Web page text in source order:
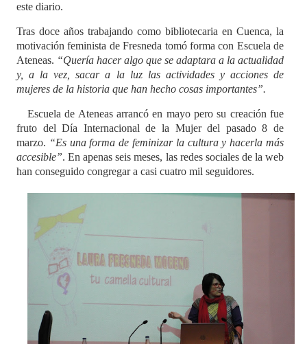
este diario.
Tras doce años trabajando como bibliotecaria en Cuenca, la
motivación feminista de Fresneda tomó forma con Escuela de
Ateneas. “Quería hacer algo que se adaptara a la actualidad
y, a la vez, sacar a la luz las actividades y acciones de
mujeres de la historia que han hecho cosas importantes”.
Escuela de Ateneas arrancó en mayo pero su creación fue
fruto del Día Internacional de la Mujer del pasado 8 de
marzo. “Es una forma de feminizar la cultura y hacerla más
accesible”. En apenas seis meses, las redes sociales de la web
han conseguido congregar a casi cuatro mil seguidores.